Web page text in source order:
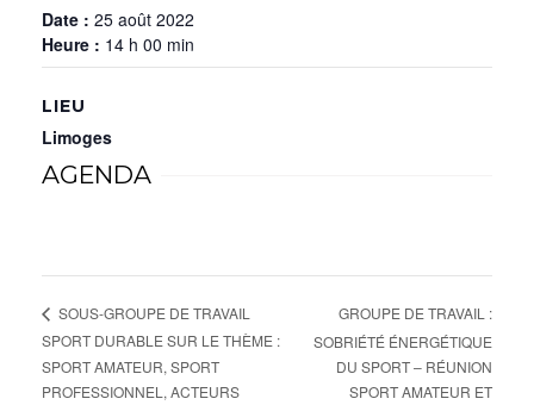
Date : 25 août 2022
Heure : 14 h 00 min
LIEU
Limoges
AGENDA
SOUS-GROUPE DE TRAVAIL
SPORT DURABLE SUR LE THÈME :
SPORT AMATEUR, SPORT
PROFESSIONNEL, ACTEURS
GROUPE DE TRAVAIL :
SOBRIÉTÉ ÉNERGÉTIQUE
DU SPORT – RÉUNION
SPORT AMATEUR ET